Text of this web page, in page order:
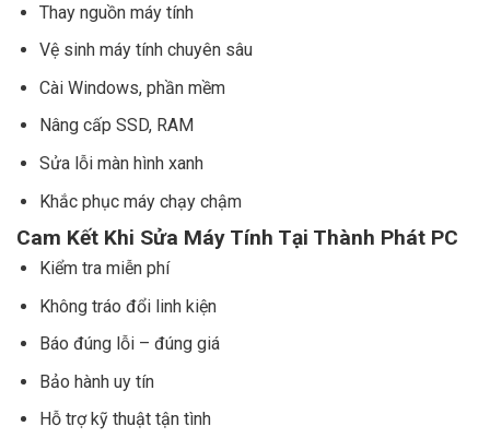
Thay nguồn máy tính
Vệ sinh máy tính chuyên sâu
Cài Windows, phần mềm
Nâng cấp SSD, RAM
Sửa lỗi màn hình xanh
Khắc phục máy chạy chậm
Cam Kết Khi Sửa Máy Tính Tại Thành Phát PC
Kiểm tra miễn phí
Không tráo đổi linh kiện
Báo đúng lỗi – đúng giá
Bảo hành uy tín
Hỗ trợ kỹ thuật tận tình